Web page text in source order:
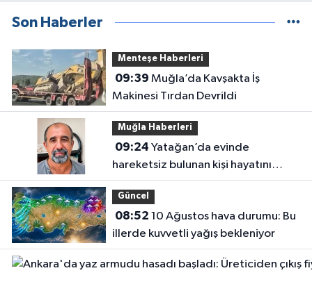
Son Haberler
Menteşe Haberleri
09:39
Makinesi Tırdan Devrildi
Muğla Haberleri
09:24
hareketsiz bulunan kişi hayatını
kaybetti
Güncel
08:52
illerde kuvvetli yağış bekleniyor